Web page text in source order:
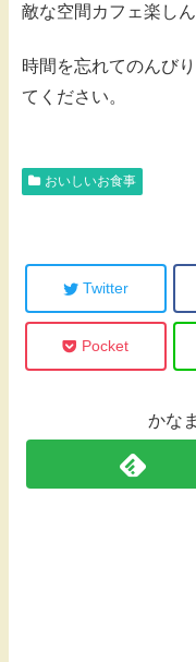
敵な空間カフェ楽し
時間を忘れてのんび
てください。
おいしいお食事
Twitter
Pocket
かな